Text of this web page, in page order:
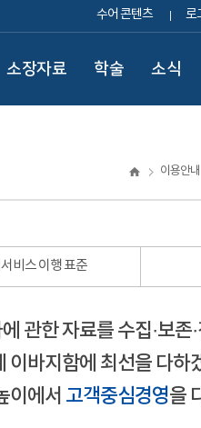
수어 콘텐츠 로
소장자료 학술 소식
이용안내
비스 이행 표준
관한 자료를 수집·보존
바지함에 최선을 다하
이에서 고객중심경영을